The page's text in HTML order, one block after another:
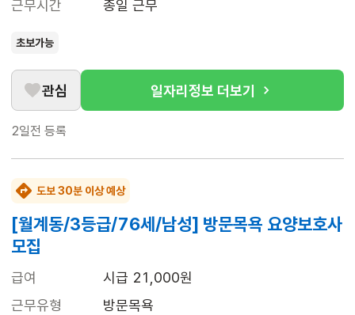
근무시간
종일 근무
초보가능
관심 일자리정보 더보기
2일전 등록
도보 30분 이상 예상
[월계동/3등급/76세/남성] 방문목욕 요양보호사
모집
급여
시급 21,000원
근무유형
방문목욕